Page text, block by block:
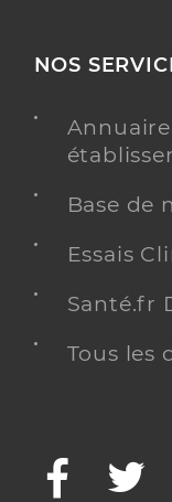
NOS
Base de
Essais
Santé.fr
Tous les
Facebook